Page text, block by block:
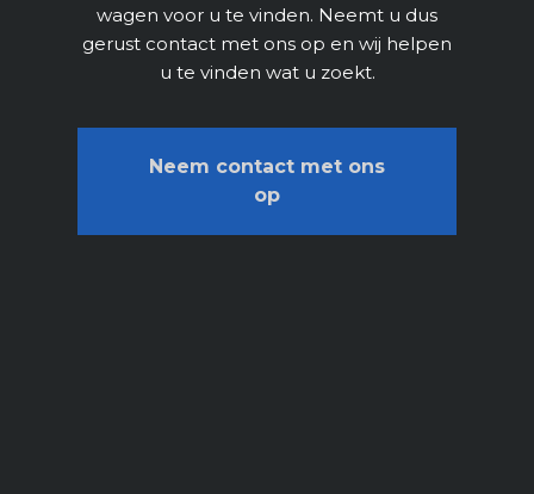
wagen voor u te vinden. Neemt u dus
gerust contact met ons op en wij helpen
u te vinden wat u zoekt.
Neem contact met ons
op